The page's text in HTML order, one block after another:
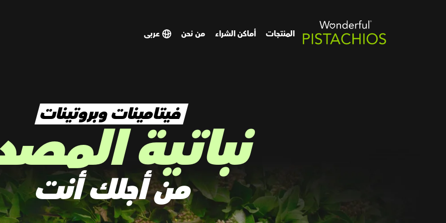
المنتجات أماكن الشراء من نحن SELECT
SELECT
فيتامينات وبروتيناتنباتية
من أجلك أنت